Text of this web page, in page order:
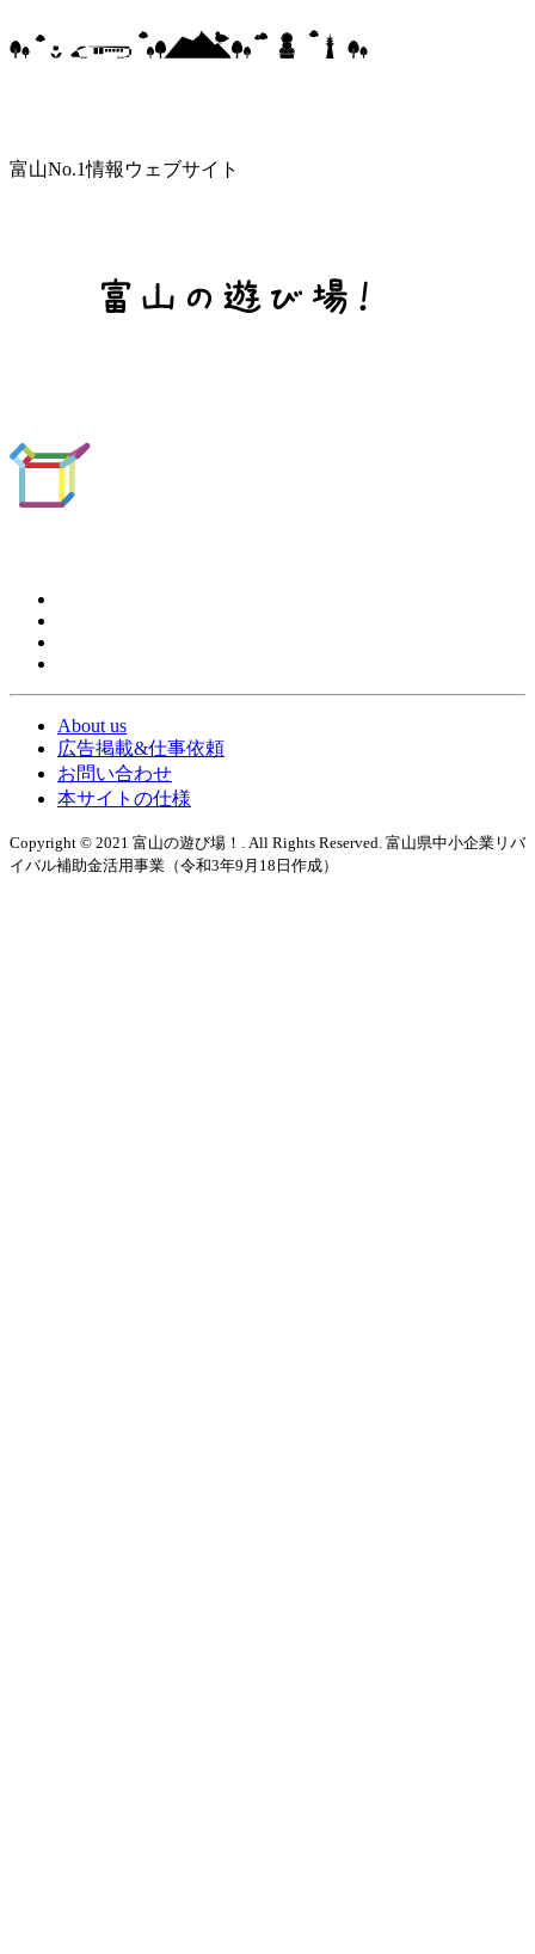
富山No.1情報ウェブサイト
About us
広告掲載&仕事依頼
お問い合わせ
本サイトの仕様
Copyright © 2021 富山の遊び場！. All Rights Reserved. 富山県中小企業リバ
イバル補助金活用事業（令和3年9月18日作成）